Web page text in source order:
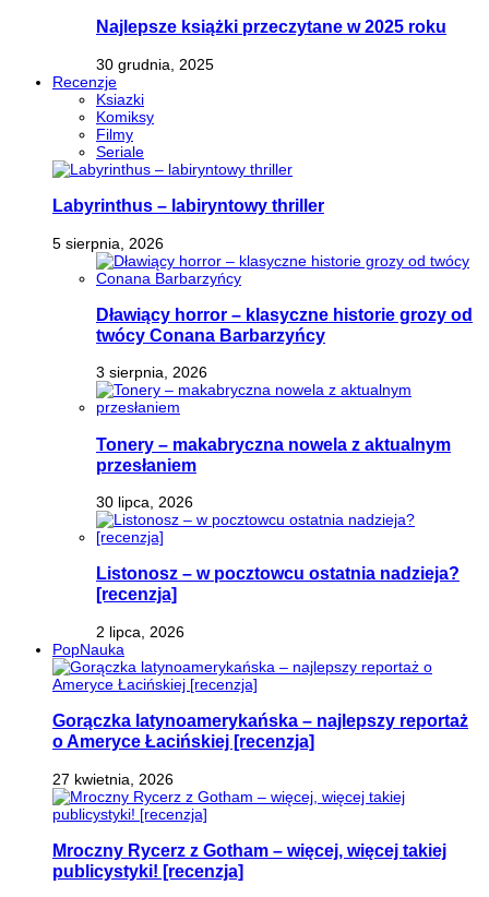
Najlepsze książki przeczytane w 2025 roku
30 grudnia, 2025
Recenzje
Ksiazki
Komiksy
Filmy
Seriale
Labyrinthus – labiryntowy thriller
5 sierpnia, 2026
Dławiący horror – klasyczne historie grozy od
twócy Conana Barbarzyńcy
3 sierpnia, 2026
Tonery – makabryczna nowela z aktualnym
przesłaniem
30 lipca, 2026
Listonosz – w pocztowcu ostatnia nadzieja?
[recenzja]
2 lipca, 2026
PopNauka
Gorączka latynoamerykańska – najlepszy reportaż
o Ameryce Łacińskiej [recenzja]
27 kwietnia, 2026
Mroczny Rycerz z Gotham – więcej, więcej takiej
publicystyki! [recenzja]